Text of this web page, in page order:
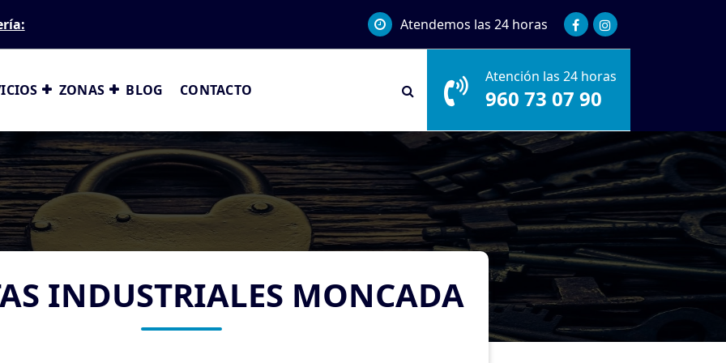
Atendemos las 24 horas
ZONAS BLOG CONTACTO
Atención las 24 horas
960 73 07 90
INDUSTRIALES MONCADA